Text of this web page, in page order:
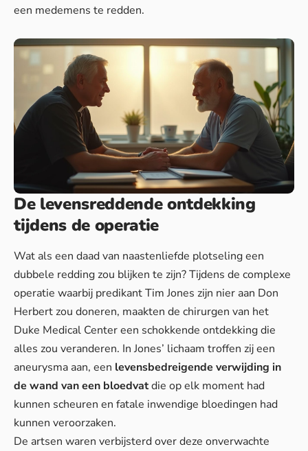
een medemens te redden.
De levensreddende ontdekking
tijdens de operatie
Wat als een daad van naastenliefde plotseling een
dubbele redding zou blijken te zijn? Tijdens de complexe
operatie waarbij predikant Tim Jones zijn nier aan Don
Herbert zou doneren, maakten de chirurgen van het
Duke Medical Center een schokkende ontdekking die
alles zou veranderen. In Jones’ lichaam troffen zij een
aneurysma aan, een levensbedreigende verwijding in
de wand van een bloedvatdie op elk moment had
kunnen scheuren en fatale inwendige bloedingen had
kunnen veroorzaken.
De artsen waren verbijsterd over deze onverwachte